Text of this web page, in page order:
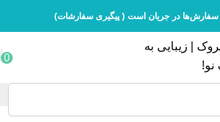
سفارش‌ها در جریان است ( پیگیری سفارشات)
0